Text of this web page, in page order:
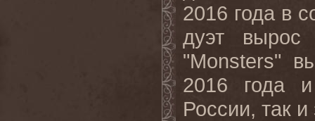
2016 года в
дуэт вырос
"Monsters"
2016 года
России, так